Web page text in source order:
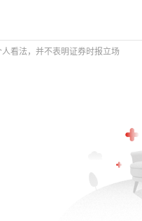
看法，并不表明证券时报立场